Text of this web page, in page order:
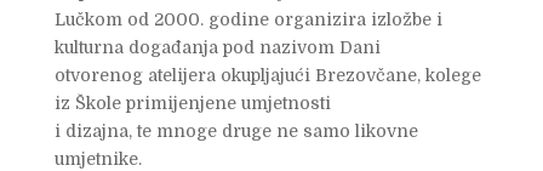
Lučkom od 2000. godine organizira izložbe i
kulturna događanja pod nazivom Dani
otvorenog atelijera okupljajući Brezovčane, kolege
iz Škole primijenjene umjetnosti
i dizajna, te mnoge druge ne samo likovne
umjetnike.